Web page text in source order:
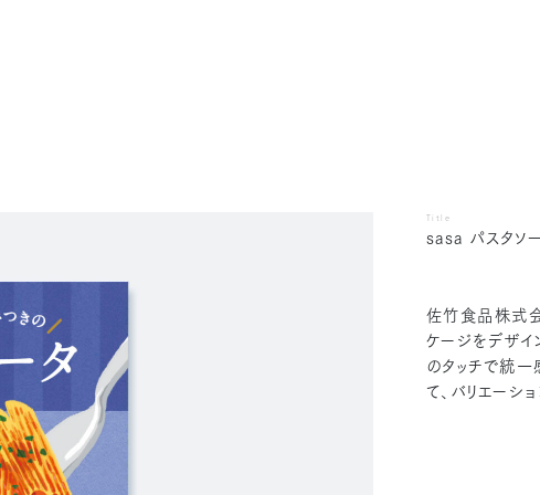
Title
sasa パスタソ
佐竹食品株式会
ケージをデザイ
のタッチで統一
て、バリエーシ